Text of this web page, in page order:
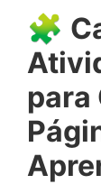
🧩
para